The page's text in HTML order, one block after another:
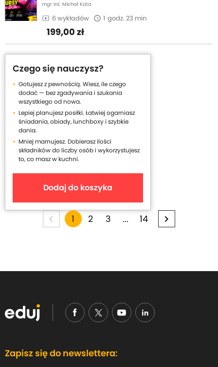
mgr inż. Michał Kata
6 wykładów 1 godz. 23 min
199,00 zł
Czego się nauczysz?
Gotujesz z pewnością. Wiesz, ile czego
dodać — bez zgadywania i szukania
wszystkiego od nowa.
Lepiej planujesz posiłki. Łatwiej ogarniasz
śniadania, obiady, lunchboxy i szybkie
dania.
Mniej marnujesz. Dobierasz ilości
składników do liczby osób i wykorzystujesz
to, co masz w kuchni.
Dodaj do koszyka
p
Y
r
n
p
g
1 p
2 p
3 p
... p
14 p
a
Zapisz się do newslettera: